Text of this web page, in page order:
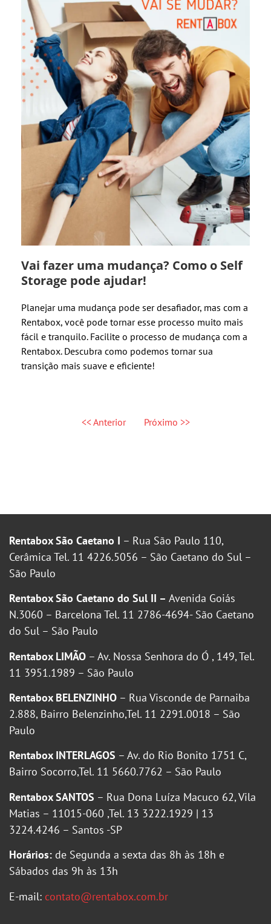
Vai fazer uma mudança? Como o Self
Storage pode ajudar!
Planejar uma mudança pode ser desafiador, mas com a
Rentabox, você pode tornar esse processo muito mais
fácil e tranquilo. Facilite o processo de mudança com a
Rentabox. Descubra como podemos tornar sua
transição mais suave e eficiente!
<< Anterior Próximo >>
Rentabox São Caetano I – Rua São Paulo 110,
Cerâmica Tel. 11 4226.5056 – São Caetano do Sul –
São Paulo
Rentabox São Caetano do Sul II – Avenida Goiás
N.3060 – Barcelona Tel. 11 2786-4694- São Caetano
do Sul – São Paulo
Rentabox LIMÃO – Av. Nossa Senhora do Ó , 149, Tel.
11 3951.1989 – São Paulo
Rentabox BELENZINHO – Rua Visconde de Parnaiba
2.888, Bairro Belenzinho,Tel. 11 2291.0018 – São
Paulo
Rentabox INTERLAGOS – Av. do Rio Bonito 1751 C,
Bairro Socorro,Tel. 11 5660.7762 – São Paulo
Rentabox SANTOS – Rua Dona Luíza Macuco 62, Vila
Matias – 11015-060 ,Tel. 13 3222.1929 | 13
3224.4246 – Santos -SP
Horários: de Segunda a sexta das 8h às 18h e
Sábados das 9h às 13h
E-mail: contato@rentabox.com.br